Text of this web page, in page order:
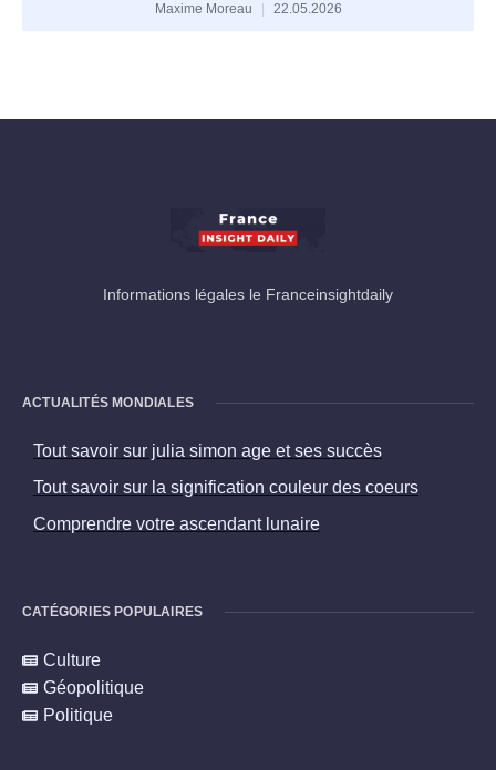
Maxime Moreau 22.05.2026
Informations légales le Franceinsightdaily
ACTUALITÉS MONDIALES
Tout savoir sur julia simon age et ses succès
Tout savoir sur la signification couleur des coeurs
Comprendre votre ascendant lunaire
CATÉGORIES POPULAIRES
Culture
Géopolitique
Politique